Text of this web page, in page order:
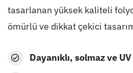
tasarlanan yüksek kaliteli
ömürlü ve dikkat çekici
Dayanıklı, solmaz ve